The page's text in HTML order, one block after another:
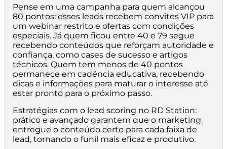
Pense em uma campanha para quem alcançou
80 pontos: esses leads recebem convites VIP para
um webinar restrito e ofertas com condições
especiais. Já quem ficou entre 40 e 79 segue
recebendo conteúdos que reforçam autoridade e
confiança, como cases de sucesso e artigos
técnicos. Quem tem menos de 40 pontos
permanece em cadência educativa, recebendo
dicas e informações para maturar o interesse até
estar pronto para o próximo passo.
Estratégias com o lead scoring no RD Station:
prático e avançado garantem que o marketing
entregue o conteúdo certo para cada faixa de
lead, tornando o funil mais eficaz e produtivo.